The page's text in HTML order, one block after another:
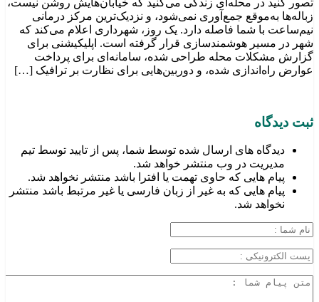
تصور کنید در محله‌ای زندگی می‌کنید که خیابان‌هایش روشن نیست،
زباله‌ها به‌موقع جمع‌آوری نمی‌شود، و نزدیک‌ترین مرکز درمانی
نیم‌ساعت با شما فاصله دارد. یک روز، شهرداری اعلام می‌کند که
شهر در مسیر هوشمندسازی قرار گرفته است. اپلیکیشنی برای
گزارش مشکلات محله طراحی شده، سامانه‌ای برای پرداخت
عوارض راه‌اندازی شده، و دوربین‌هایی برای نظارت بر ترافیک […]
ثبت دیدگاه
دیدگاه های ارسال شده توسط شما، پس از تایید توسط تیم
مدیریت در وب منتشر خواهد شد.
پیام هایی که حاوی تهمت یا افترا باشد منتشر نخواهد شد.
پیام هایی که به غیر از زبان فارسی یا غیر مرتبط باشد منتشر
نخواهد شد.